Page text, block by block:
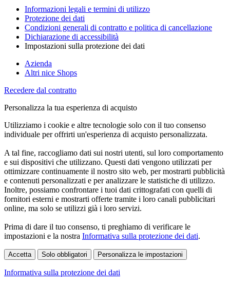
Informazioni legali e termini di utilizzo
Protezione dei dati
Condizioni generali di contratto e politica di cancellazione
Dichiarazione di accessibilità
Impostazioni sulla protezione dei dati
Azienda
Altri nice Shops
Recedere dal contratto
Personalizza la tua esperienza di acquisto
Utilizziamo i cookie e altre tecnologie solo con il tuo consenso
individuale per offrirti un'esperienza di acquisto personalizzata.
A tal fine, raccogliamo dati sui nostri utenti, sul loro comportamento
e sui dispositivi che utilizzano. Questi dati vengono utilizzati per
ottimizzare continuamente il nostro sito web, per mostrarti pubblicità
e contenuti personalizzati e per analizzare le statistiche di utilizzo.
Inoltre, possiamo confrontare i tuoi dati crittografati con quelli di
fornitori esterni e mostrarti offerte tramite i loro canali pubblicitari
online, ma solo se utilizzi già i loro servizi.
Prima di dare il tuo consenso, ti preghiamo di verificare le
impostazioni e la nostra Informativa sulla protezione dei dati.
Accetta Solo obbligatori Personalizza le impostazioni
Informativa sulla protezione dei dati